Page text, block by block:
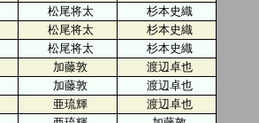
松尾将太
杉本史織
松尾将太
杉本史織
松尾将太
杉本史織
加藤敦
渡辺卓也
加藤敦
渡辺卓也
亜琉輝
渡辺卓也